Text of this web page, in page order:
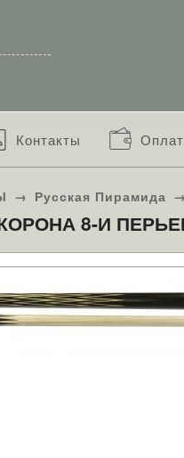
Контакты
→ Русская Пирамида →
8-И